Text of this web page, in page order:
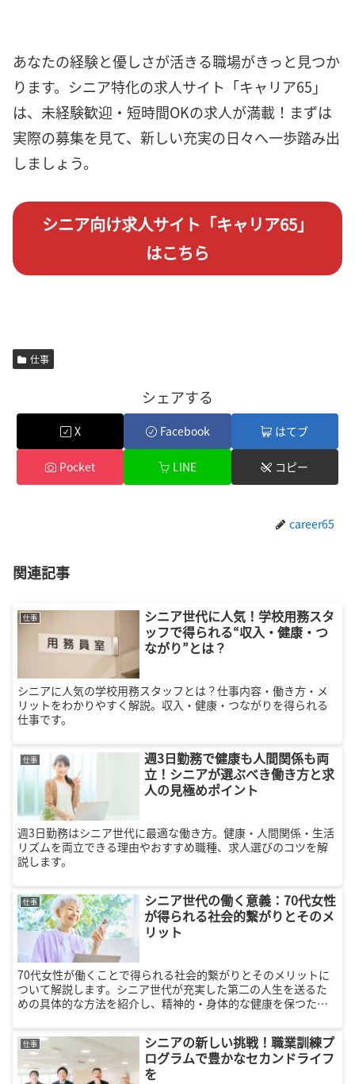
あなたの経験と優しさが活きる職場がきっと見つか
ります。シニア特化の求人サイト「キャリア65」
は、未経験歓迎・短時間OKの求人が満載！まずは
実際の募集を見て、新しい充実の日々へ一歩踏み出
しましょう。
シニア向け求人サイト「キャリア65」
はこちら
仕事
シェアする
X Facebook はてブ
Pocket LINE コピー
career65
関連記事
仕事
シニア世代に人気！学校用務スタ
ッフで得られる“収入・健康・つ
ながり”とは？
シニアに人気の学校用務スタッフとは？仕事内容・働き方・メ
リットをわかりやすく解説。収入・健康・つながりを得られる
仕事です。
仕事
週3日勤務で健康も人間関係も両
立！シニアが選ぶべき働き方と求
人の見極めポイント
週3日勤務はシニア世代に最適な働き方。健康・人間関係・生活
リズムを両立できる理由やおすすめ職種、求人選びのコツを解
説します。
仕事
シニア世代の働く意義：70代女性
が得られる社会的繋がりとそのメ
リット
70代女性が働くことで得られる社会的繋がりとそのメリットに
ついて解説します。シニア世代が充実した第二の人生を送るた
めの具体的な方法を紹介し、精神的・身体的な健康を保つため
仕事
シニアの新しい挑戦！職業訓練プ
ログラムで豊かなセカンドライフ
を